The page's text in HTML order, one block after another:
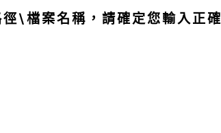
\檔案名稱，請確定您輸入正確